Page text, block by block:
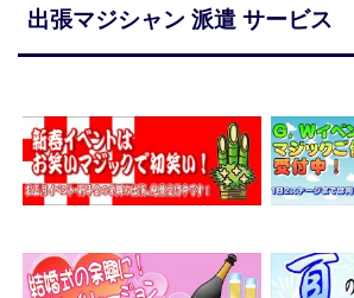
出張マジシャン 派遣 サービス